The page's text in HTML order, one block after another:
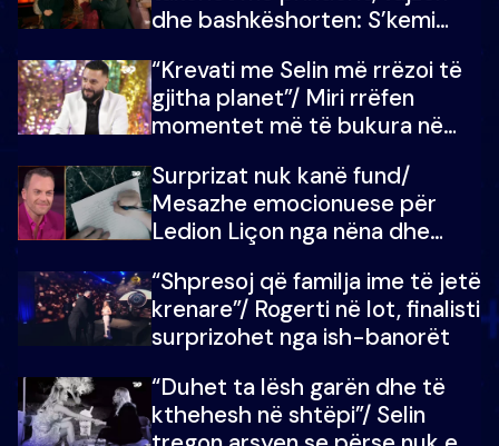
dhe bashkëshorten: S’kemi
“Krevati me Selin më rrëzoi të
gjitha planet”/ Miri rrëfen
momentet më të bukura në
mungojë zilja e mëngjesit kur…
Surprizat nuk kanë fund/
Mesazhe emocionuese për
Ledion Liçon nga nëna dhe
mban dot lotët: Nuk meritoj…
“Shpresoj që familja ime të jetë
krenare”/ Rogerti në lot, finalisti
surprizohet nga ish-banorët
“Duhet ta lësh garën dhe të
kthehesh në shtëpi”/ Selin